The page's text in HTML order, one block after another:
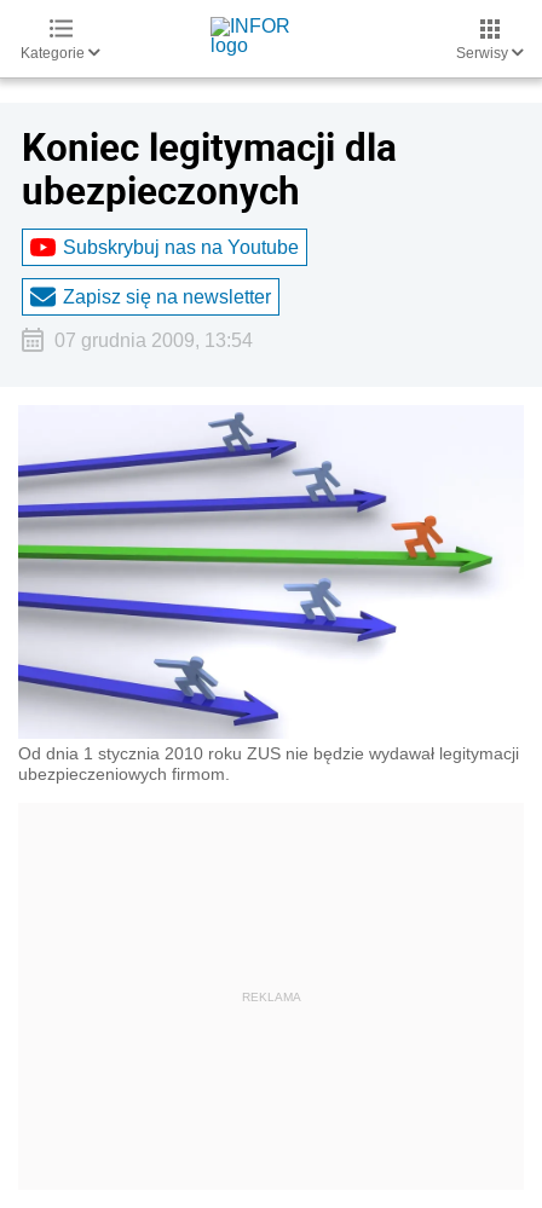
Kategorie Serwisy
Koniec legitymacji dla
ubezpieczonych
Subskrybuj nas na Youtube
Zapisz się na newsletter
07 grudnia 2009, 13:54
Od dnia 1 stycznia 2010 roku ZUS nie będzie wydawał legitymacji
ubezpieczeniowych firmom.